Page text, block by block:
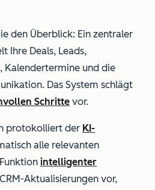
den Überblick: Ein zentraler
Ihre Deals, Leads,
Kalendertermine und die
Das System schlägt
Schritte vor.
protokolliert der KI-
alle relevanten
intelligenter
Aktualisierungen vor,